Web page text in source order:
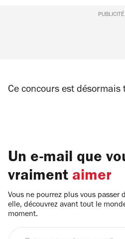
PUBLICITÉ
Ce concours est désormais
Un e-mail que
vraiment aimer
Vous ne pourrez plus vous passer
elle, découvrez avant tout le
moment.